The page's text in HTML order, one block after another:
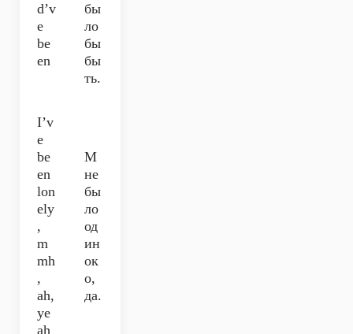
d’v
e
be
en
бы
ло
бы
бы
ть.
I’v
e
be
en
lon
ely
,
m
mh
,
ah,
ye
ah
М
не
бы
ло
од
ин
ок
о,
да.